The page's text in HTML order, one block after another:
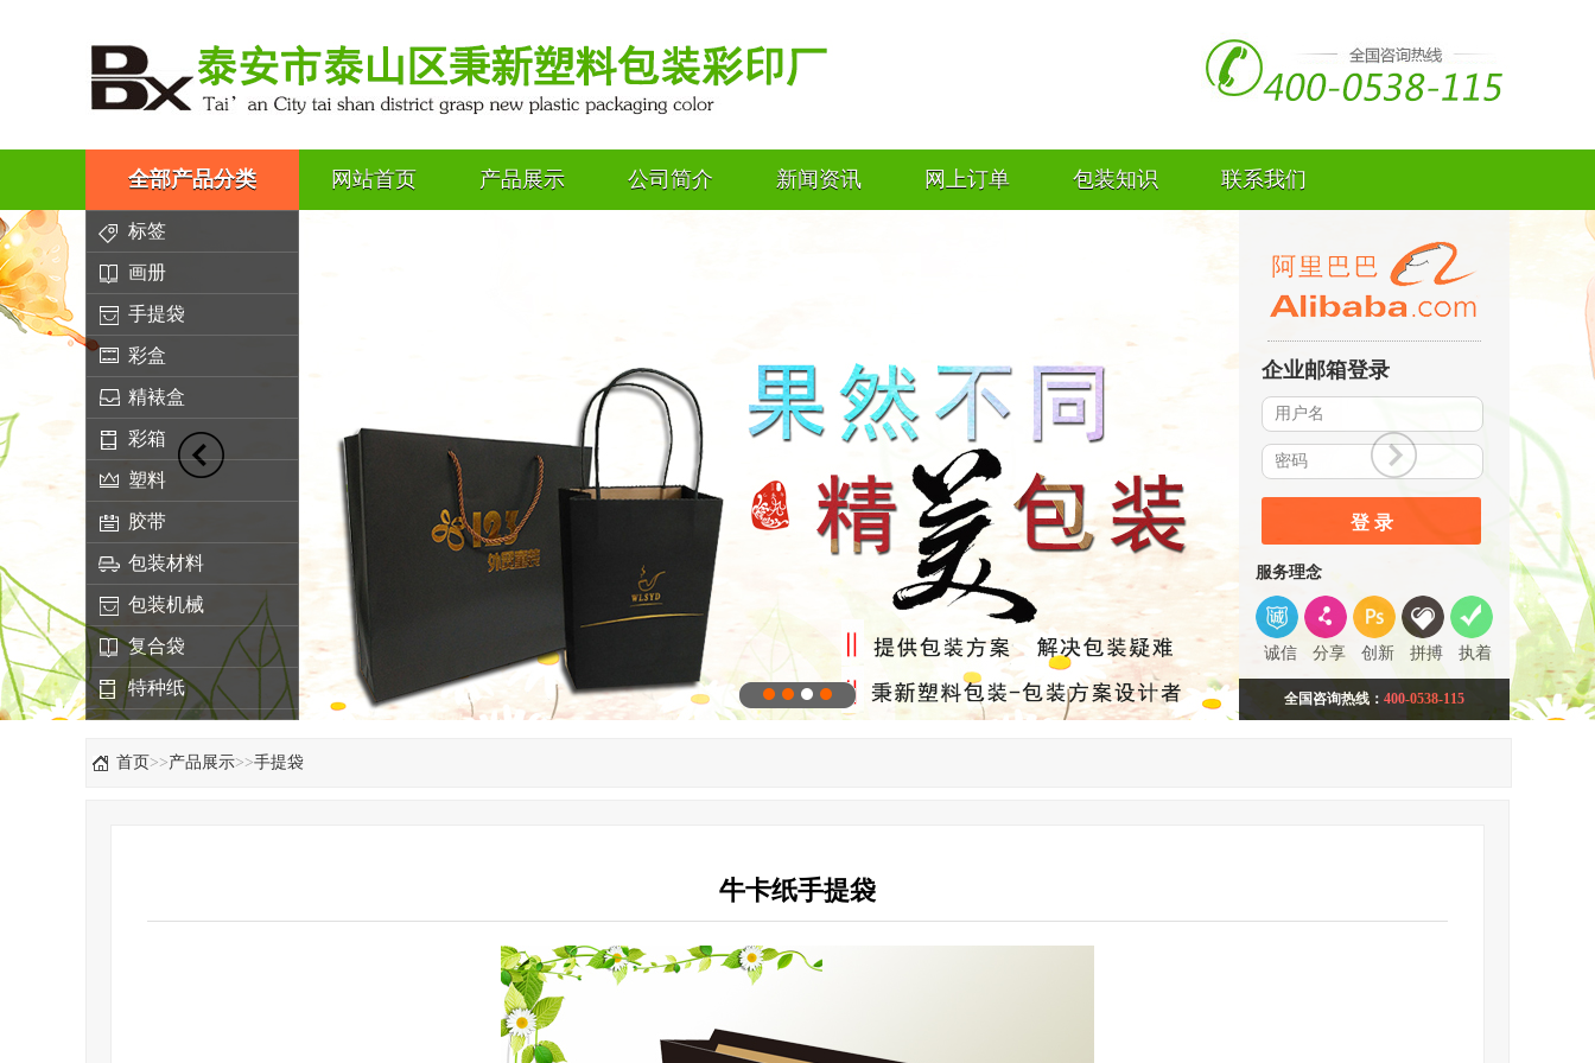
全部产品分类 网站首页 产品展示 公司简介 新闻资讯 网上订单 包装知识 联系我们
标签
画册
手提袋
彩盒
精裱盒
彩箱
塑料
胶带
包装材料
包装机械
复合袋
特种纸
企业邮箱登录
登 录
服务理念
诚信 分享 创新 拼搏 执着
全国咨询热线： 400-0538-115
首页>>产品展示>>手提袋
牛卡纸手提袋